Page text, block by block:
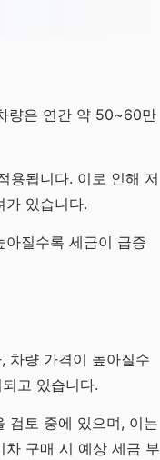
량은 연간 약 50~60만
용됩니다. 이로 인해 저
가 있습니다.
질수록 세금이 급증
차량 가격이 높아질수
고 있습니다.
검토 중에 있으며, 이는
차 구매 시 예상 세금 부